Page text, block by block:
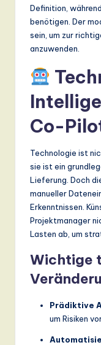
Definition,
benötigen. Der
sein, um zur
anzuwenden.
Co-
Technologie ist
sie ist ein
Lieferung. Doch
manueller
Erkenntnissen.
Projektmanager
Lasten ab, um
Wichtige
Prädiktive
um Risiken